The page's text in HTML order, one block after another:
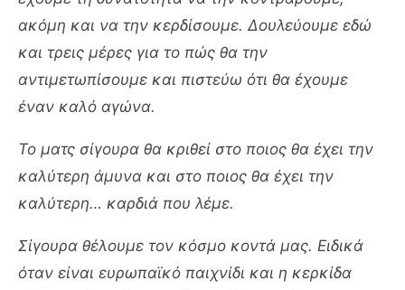
ακόμη και να την κερδίσουμε. Δουλεύουμε εδώ
και τρεις μέρες για το πώς θα την
αντιμετωπίσουμε και πιστεύω ότι θα έχουμε
έναν καλό αγώνα.
Το ματς σίγουρα θα κριθεί στο ποιος θα έχει την
καλύτερη άμυνα και στο ποιος θα έχει την
καλύτερη… καρδιά που λέμε.
Σίγουρα θέλουμε τον κόσμο κοντά μας. Ειδικά
όταν είναι ευρωπαϊκό παιχνίδι και η κερκίδα